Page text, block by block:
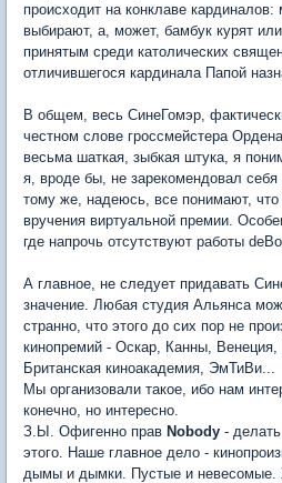
происходит на конклаве
выбирают, а, может, бамбук курят
принятым среди католических
отличившегося кардинала Папой
В общем, весь СинеГомэр,
честном слове гроссмейстера
весьма шаткая, зыбкая штука, я
я, вроде бы, не зарекомендовал
тому же, надеюсь, все понимают, что
вручения виртуальной премии.
где напрочь отсутствуют работы
А главное, не следует придавать
значение. Любая студия Альянса
странно, что этого до сих пор не
кинопремий - Оскар, Канны,
Британская киноакадемия, ЭмТиВи...
Мы организовали такое, ибо нам
конечно, но интересно.
З.Ы. Офигенно прав Nobody -
этого. Наше главное дело -
дымы и дымки. Пустые и невесомые.